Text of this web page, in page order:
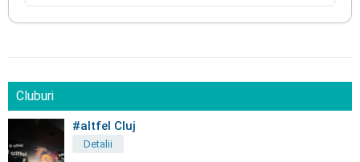
Cluburi
#altfel Cluj
Detalii